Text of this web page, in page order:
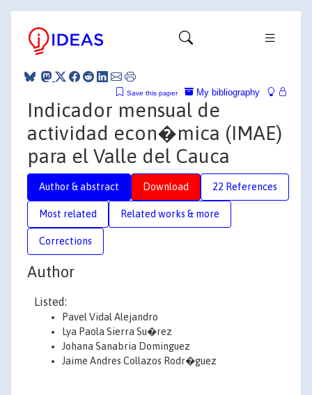
My bibliography
Save this paper
Indicador mensual de
actividad econ�mica (IMAE)
para el Valle del Cauca
Author & abstract Download 22 References
Most related Related works & more
Corrections
Author
Listed:
Pavel Vidal Alejandro
Lya Paola Sierra Su�rez
Johana Sanabria Dominguez
Jaime Andres Collazos Rodr�guez